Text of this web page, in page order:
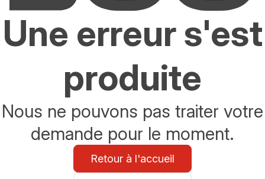
Une erreur s'est
produite
Nous ne pouvons pas traiter votre
demande pour le moment.
Retour à l'accueil